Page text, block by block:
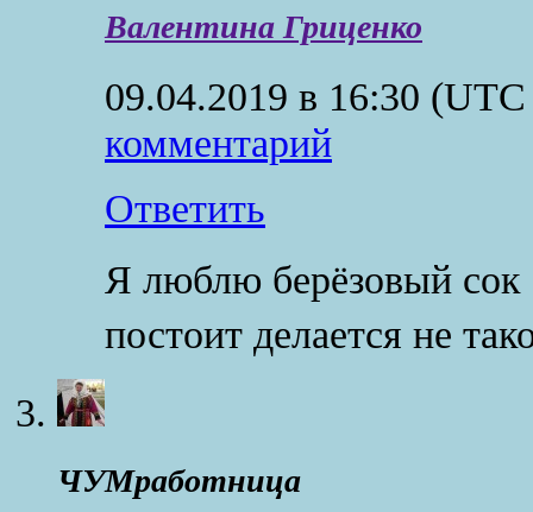
Валентина Гриценко
09.04.2019 в 16:30
комментарий
Ответить
Я люблю берёзовый сок
постоит делается не
ЧУМработница